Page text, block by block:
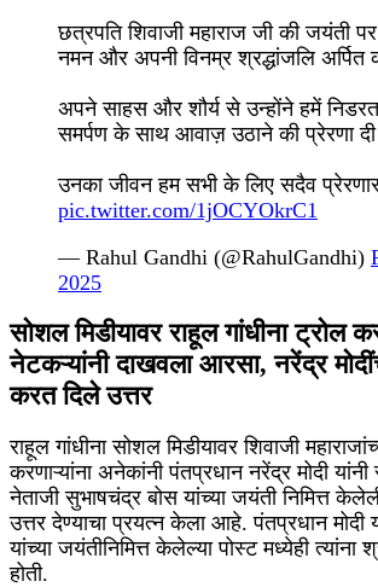
छत्रपति शिवाजी महाराज जी की जयंती
नमन और अपनी विनम्र श्रद्धांजलि अर्पित
अपने साहस और शौर्य से उन्होंने हमें
समर्पण के साथ आवाज़ उठाने की प्रेरणा
उनका जीवन हम सभी के लिए सदैव
pic.twitter.com/1jOCYOkrC1
— Rahul Gandhi (@RahulGandhi)
2025
सोशल मिडीयावर राहूल गांधीना ट्रोल
नेटकऱ्यांनी दाखवला आरसा, नरेंद्र
करत दिले उत्तर
राहूल गांधीना सोशल मिडीयावर शिवाजी
करणाऱ्यांना अनेकांनी पंतप्रधान नरेंद्र मोदी
नेताजी सुभाषचंद्र बोस यांच्या जयंती निमित्त
उत्तर देण्याचा प्रयत्न केला आहे. पंतप्रधान मोदी
यांच्या जयंतीनिमित्त केलेल्या पोस्ट मध्येही त्यांना
होती.